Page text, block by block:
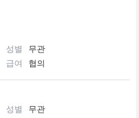
성별
무관
급여 협의
성별
무관